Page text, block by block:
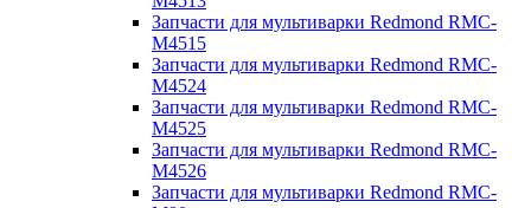
Запчасти для мультиварки Redmond RMC-
M4515
Запчасти для мультиварки Redmond RMC-
M4524
Запчасти для мультиварки Redmond RMC-
M4525
Запчасти для мультиварки Redmond RMC-
M4526
Запчасти для мультиварки Redmond RMC-